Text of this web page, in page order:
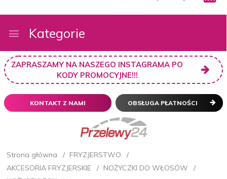
Kategorie
ZAPRASZAMY NA NASZEGO INSTAGRAMA PO
KODY PROMOCYJNE!!!
KONTAKT Z NAMI OBSŁUGA PŁATNOŚCI
Strona główna
FRYZJERSTWO
AKCESORIA FRYZJERSKIE
NOŻYCZKI DO WŁOSÓW